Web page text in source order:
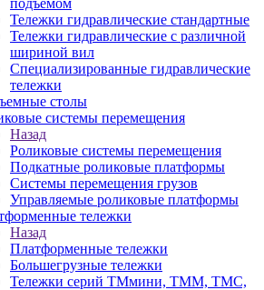
подъемом
Тележки гидравлические стандартные
Тележки гидравлические с различной
шириной вил
Специализированные гидравлические
тележки
столы
системы перемещения
Назад
Роликовые системы перемещения
Подкатные роликовые платформы
Системы перемещения грузов
Управляемые роликовые платформы
тележки
Назад
Платформенные тележки
Большегрузные тележки
Тележки серий ТМмини, ТММ, ТМС,